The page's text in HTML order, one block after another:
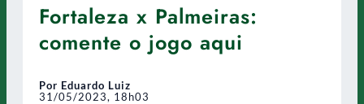
Fortaleza x Palmeiras:
comente o jogo aqui
Por Eduardo Luiz
31/05/2023, 18h03